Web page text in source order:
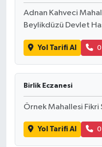
Adnan Kahveci
Beylikdüzü Devlet
Yol Tarifi Al
Birlik Eczanesi
Örnek Mahallesi
Yol Tarifi Al